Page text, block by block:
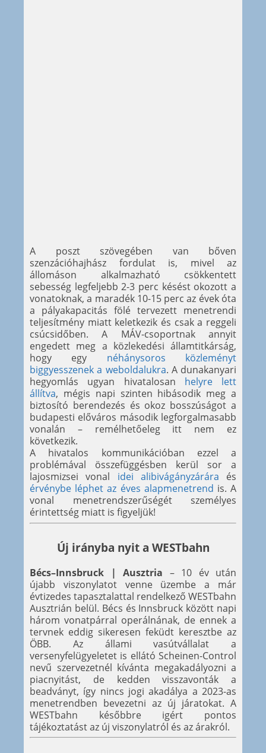
A poszt szövegében van bőven
szenzációhajhász fordulat is, mivel az
állomáson alkalmazható csökkentett
sebesség legfeljebb 2-3 perc késést okozott a
vonatoknak, a maradék 10-15 perc az évek óta
a pályakapacitás fölé tervezett menetrendi
teljesítmény miatt keletkezik és csak a reggeli
csúcsidőben. A MÁV-csoportnak annyit
engedett meg a közlekedési államtitkárság,
hogy egy néhánysoros közleményt
biggyesszenek a weboldalukra. A dunakanyari
hegyomlás ugyan hivatalosan helyre lett
állítva, mégis napi szinten hibásodik meg a
biztosító berendezés és okoz bosszúságot a
budapesti előváros második legforgalmasabb
vonalán – remélhetőeleg itt nem ez
következik.
A hivatalos kommunikációban ezzel a
problémával összefüggésben kerül sor a
lajosmizsei vonal idei alibivágányzárára és
érvénybe léphet az éves alapmenetrend is. A
vonal menetrendszerűségét személyes
érintettség miatt is figyeljük!
Új irányba nyit a WESTbahn
Bécs–Innsbruck | Ausztria – 10 év után
újabb viszonylatot venne üzembe a már
évtizedes tapasztalattal rendelkező WESTbahn
Ausztrián belül. Bécs és Innsbruck között napi
három vonatpárral operálnának, de ennek a
tervnek eddig sikeresen feküdt keresztbe az
ÖBB. Az állami vasútvállalat a
versenyfelügyeletet is ellátó Scheinen-Control
nevű szervezetnél kívánta megakadályozni a
piacnyitást, de kedden visszavonták a
beadványt, így nincs jogi akadálya a 2023-as
menetrendben bevezetni az új járatokat. A
WESTbahn későbbre igért pontos
tájékoztatást az új viszonylatról és az árakról.